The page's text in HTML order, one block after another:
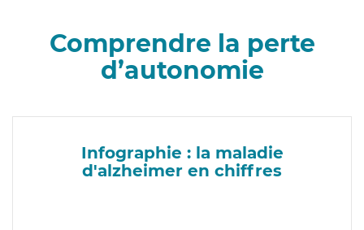
Comprendre la perte
d’autonomie
Infographie : la maladie
d'alzheimer en chiffres